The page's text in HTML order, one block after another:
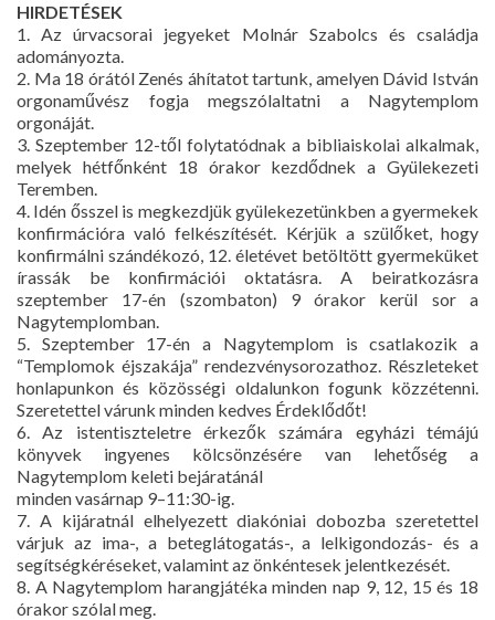
HIRDETÉSEK
1. Az úrvacsorai jegyeket Molnár Szabolcs és családja
adományozta.
2. Ma 18 órától Zenés áhítatot tartunk, amelyen Dávid István
orgonaművész fogja megszólaltatni a Nagytemplom
orgonáját.
3. Szeptember 12-től folytatódnak a bibliaiskolai alkalmak,
melyek hétfőnként 18 órakor kezdődnek a Gyülekezeti
Teremben.
4. Idén ősszel is megkezdjük gyülekezetünkben a gyermekek
konfirmációra való felkészítését. Kérjük a szülőket, hogy
konfirmálni szándékozó, 12. életévet betöltött gyermeküket
írassák be konfirmációi oktatásra. A beiratkozásra
szeptember 17-én (szombaton) 9 órakor kerül sor a
Nagytemplomban.
5. Szeptember 17-én a Nagytemplom is csatlakozik a
“Templomok éjszakája” rendezvénysorozathoz. Részleteket
honlapunkon és közösségi oldalunkon fogunk közzétenni.
Szeretettel várunk minden kedves Érdeklődőt!
6. Az istentiszteletre érkezők számára egyházi témájú
könyvek ingyenes kölcsönzésére van lehetőség a
Nagytemplom keleti bejáratánál
minden vasárnap 9–11:30-ig.
7. A kijáratnál elhelyezett diakóniai dobozba szeretettel
várjuk az ima-, a beteglátogatás-, a lelkigondozás- és a
segítségkéréseket, valamint az önkéntesek jelentkezését.
8. A Nagytemplom harangjátéka minden nap 9, 12, 15 és 18
órakor szólal meg.